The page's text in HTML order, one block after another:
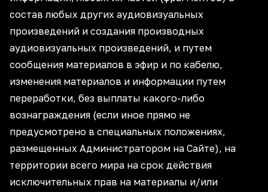
состав любых других аудиовизуальных
произведений и создания производных
аудиовизуальных произведений, и путем
сообщения материалов в эфир и по кабелю,
изменения материалов и информации путем
переработки, без выплаты какого-либо
вознаграждения (если иное прямо не
предусмотрено в специальных положениях,
размещенных Администратором на Сайте), на
территории всего мира на срок действия
исключительных прав на материалы и/или